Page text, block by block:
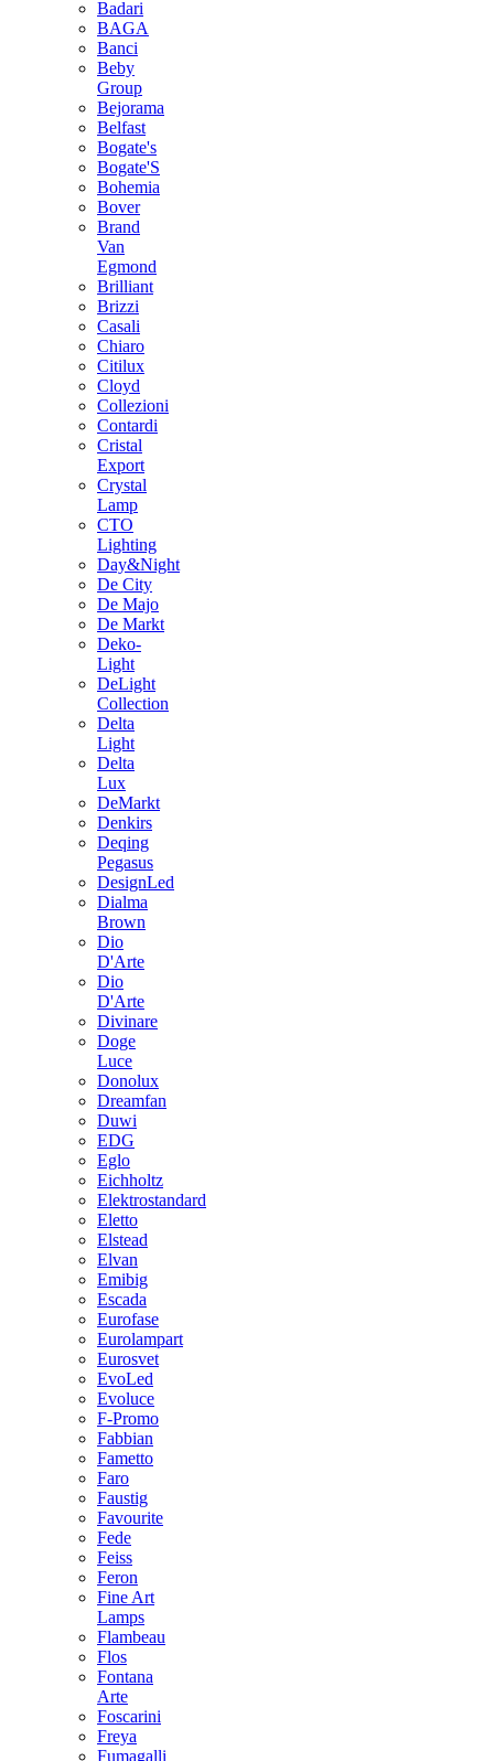
Badari
BAGA
Banci
Beby
Group
Bejorama
Belfast
Bogate's
Bogate'S
Bohemia
Bover
Brand
Van
Egmond
Brilliant
Brizzi
Casali
Chiaro
Citilux
Cloyd
Collezioni
Contardi
Cristal
Export
Crystal
Lamp
CTO
Lighting
Day&Night
De City
De Majo
De Markt
Deko-
Light
DeLight
Collection
Delta
Light
Delta
Lux
DeMarkt
Denkirs
Deqing
Pegasus
DesignLed
Dialma
Brown
Dio
D'Arte
Dio
D'Arte
Divinare
Doge
Luce
Donolux
Dreamfan
Duwi
EDG
Eglo
Eichholtz
Elektrostandard
Eletto
Elstead
Elvan
Emibig
Escada
Eurofase
Eurolampart
Eurosvet
EvoLed
Evoluce
F-Promo
Fabbian
Fametto
Faro
Faustig
Favourite
Fede
Feiss
Feron
Fine Art
Lamps
Flambeau
Flos
Fontana
Arte
Foscarini
Freya
Fumagalli